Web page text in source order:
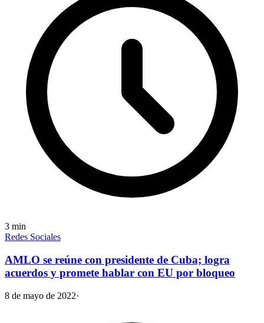
3 min
Redes Sociales
AMLO se reúne con presidente de Cuba; logra
acuerdos y promete hablar con EU por bloqueo
8 de mayo de 2022·